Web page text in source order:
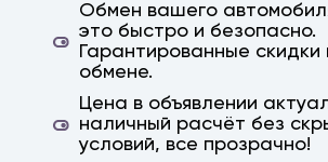
Обмен вашего
это быстро и безопасно.
Гарантированные скидки
обмене.
Цена в объявлении
наличный расчёт без
условий, все прозрачно!